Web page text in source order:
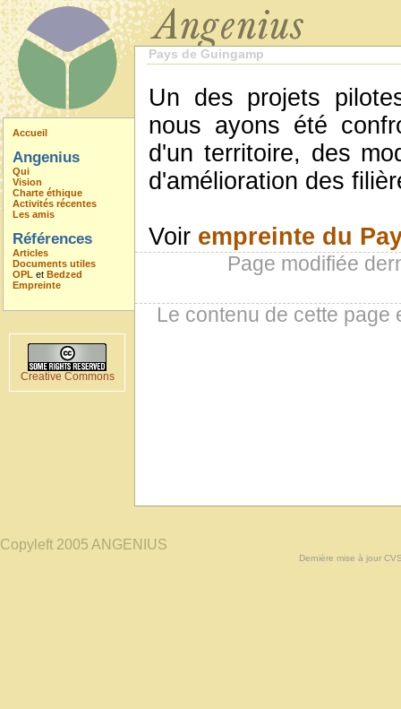
Accueil
Angenius
Qui
Vision
Charte éthique
Activités récentes
Les amis
Références
Articles
Documents utiles
OPL et Bedzed
Empreinte
Creative Commons
Pays de Guingamp
Un des projets
nous ayons été
d'un territoire, des
d'amélioration des
Voir empreinte du
Page modifiée
Le contenu de cette
Copyleft 2005 ANGENIUS
Dernière mise à jour